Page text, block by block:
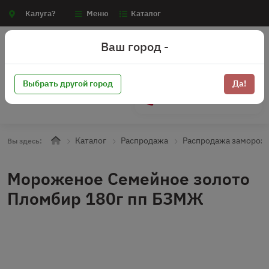
Калуга? Меню Каталог
Вы здесь: Каталог Распродажа Распродажа
Мороженое Семейное золото
Пломбир 180г пп БЗМЖ
Ваш город -
Выбрать другой город Да!